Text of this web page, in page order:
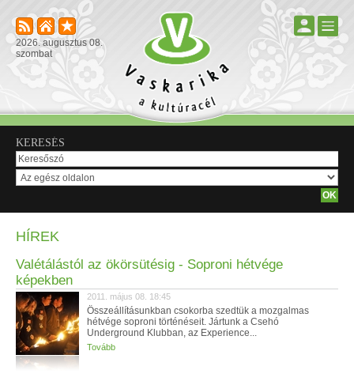
2026. augusztus 08.
szombat
KERESÉS
HÍREK
Valétálástól az ökörsütésig - Soproni hétvége
képekben
2011. május 08. 18:45
Összeállításunkban csokorba szedtük a mozgalmas
hétvége soproni történéseit. Jártunk a Csehó
Underground Klubban, az Experience...
Tovább